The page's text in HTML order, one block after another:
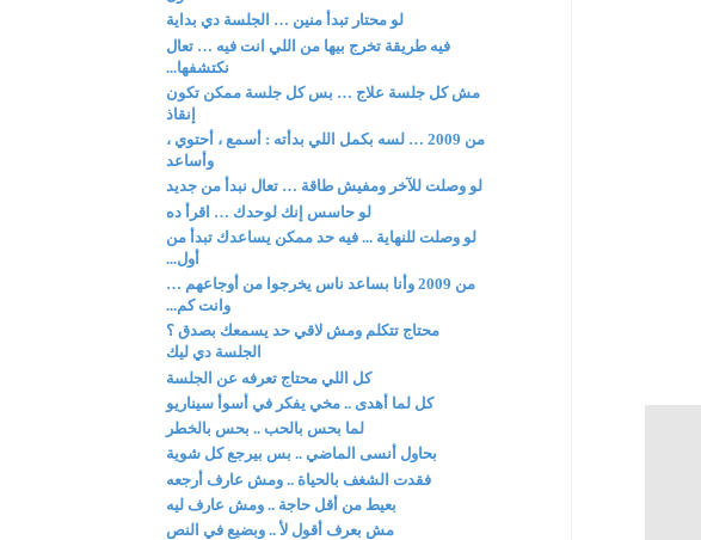
لو محتار تبدأ منين … الجلسة دي بداية
فيه طريقة تخرج بيها من اللي انت فيه … تعال
نكتشفها...
مش كل جلسة علاج … بس كل جلسة ممكن تكون
إنقاذ
من 2009 … لسه بكمل اللي بدأته : أسمع ، أحتوي ،
وأساعد
لو وصلت للآخر ومفيش طاقة … تعال نبدأ من جديد
لو حاسس إنك لوحدك … اقرأ ده
لو وصلت للنهاية ... فيه حد ممكن يساعدك تبدأ من
أول...
من 2009 وأنا بساعد ناس يخرجوا من أوجاعهم …
وانت كم...
محتاج تتكلم ومش لاقي حد يسمعك بصدق ؟
الجلسة دي ليك
كل اللي محتاج تعرفه عن الجلسة
كل لما أهدى .. مخي يفكر في أسوأ سيناريو
لما بحس بالحب .. بحس بالخطر
بحاول أنسى الماضي .. بس بيرجع كل شوية
فقدت الشغف بالحياة .. ومش عارف أرجعه
بعيط من أقل حاجة .. ومش عارف ليه
مش بعرف أقول لأ .. وبضيع في النص